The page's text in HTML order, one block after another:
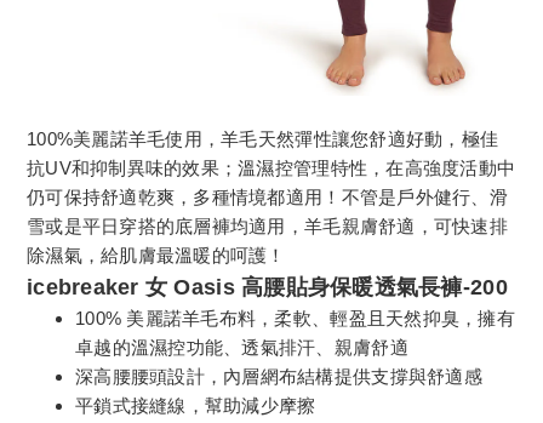
100%美麗諾羊毛使用，羊毛天然彈性讓您舒適好動，極佳
抗UV和抑制異味的效果；溫濕控管理特性，在高強度活動中
仍可保持舒適乾爽，多種情境都適用！不管是戶外健行、滑
雪或是平日穿搭的底層褲均適用，羊毛親膚舒適，可快速排
除濕氣，給肌膚最溫暖的呵護！
icebreaker 女 Oasis 高腰貼身保暖透氣長褲-200
100% 美麗諾羊毛布料，柔軟、輕盈且天然抑臭，擁有
卓越的溫濕控功能、透氣排汗、親膚舒適
深高腰腰頭設計，內層網布結構提供支撐與舒適感
平鎖式接縫線，幫助減少摩擦